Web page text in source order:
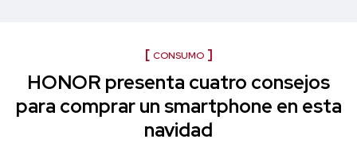
CONSUMO
HONOR presenta cuatro consejos
para comprar un smartphone en esta
navidad